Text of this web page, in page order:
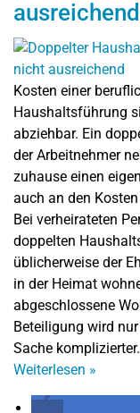
ausreichend
Kosten einer
Haushaltsführung
abziehbar. Ein
der Arbeitnehmer
zuhause einen
auch an den
Bei verheirateten
doppelten
üblicherweise der
in der Heimat
abgeschlossene
Beteiligung wird
Sache komplizierter.
Weiterlesen »